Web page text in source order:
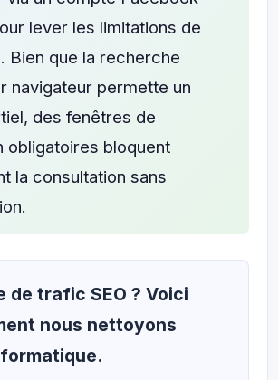
lever les limitations de
Bien que la recherche
navigateur permette un
des fenêtres de
obligatoires bloquent
la consultation sans
de trafic SEO ? Voici
nous nettoyons